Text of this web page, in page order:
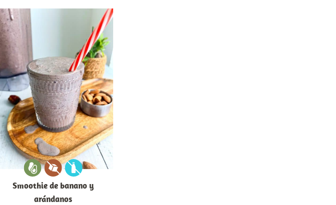
Smoothie de banano y
arándanos